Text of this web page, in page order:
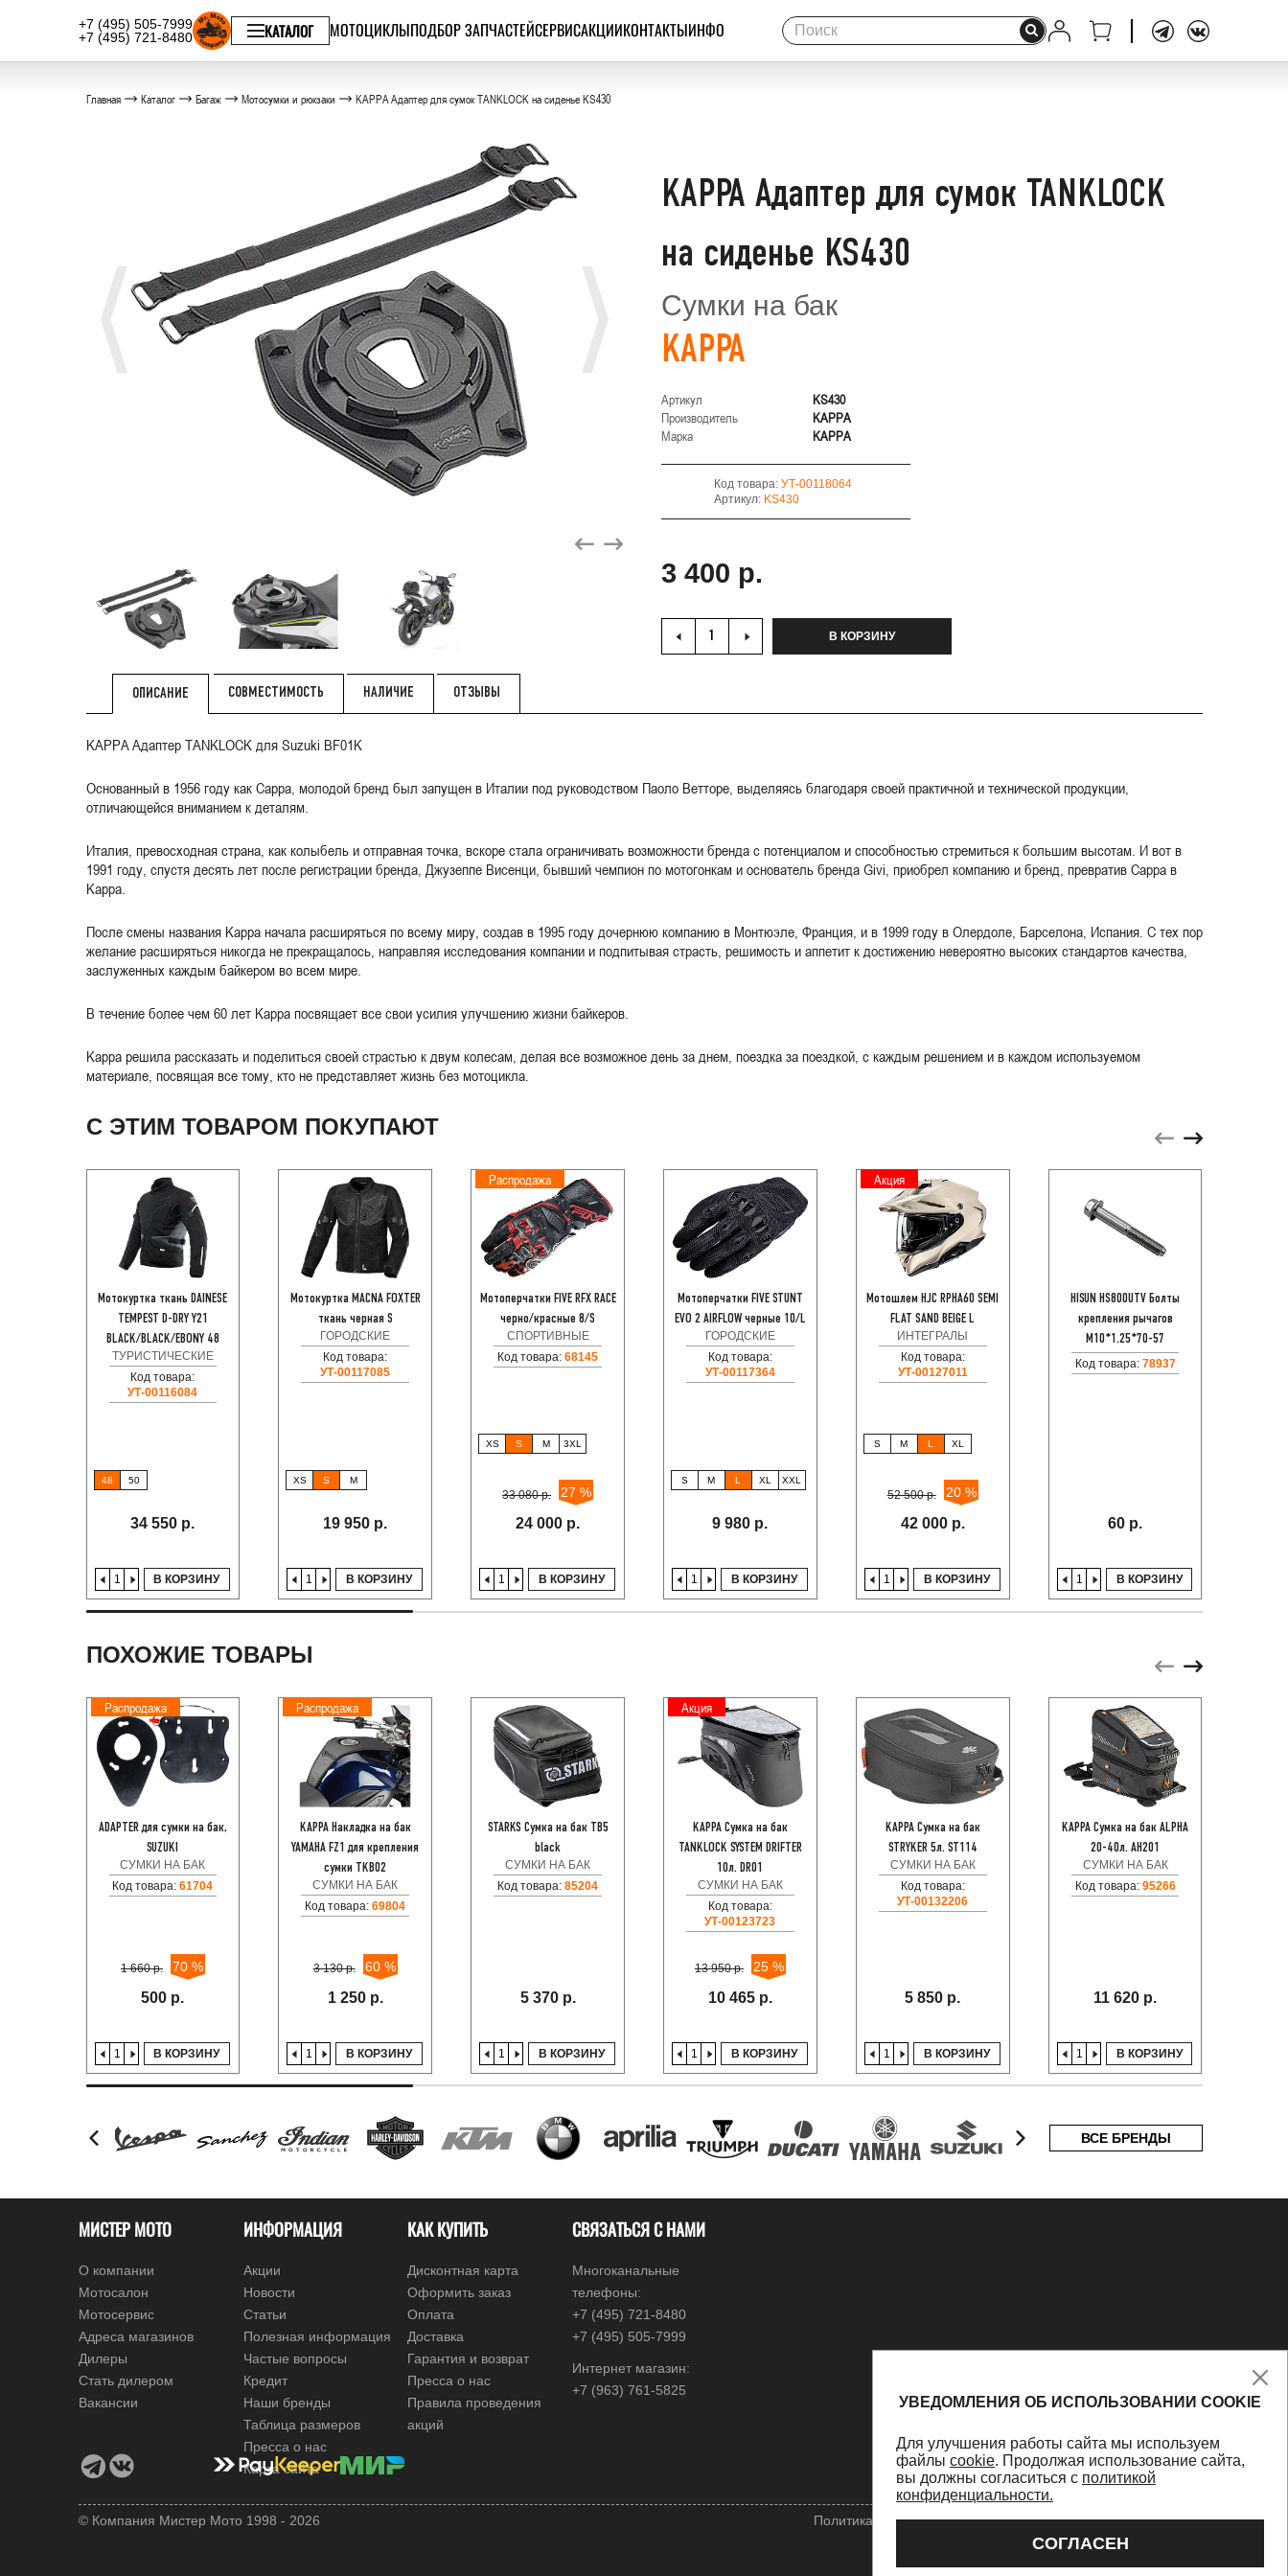
+7 (495) 505-7999
+7 (495) 721-8480
КАТАЛОГ МОТОЦИКЛЫПОДБОР ЗАПЧАСТЕЙСЕРВИСАКЦИИКОНТАКТЫИНФО
Главная Каталог Багаж Мотосумки и рюкзаки KAPPA Адаптер для сумок TANKLOCK на сиденье KS430
KAPPA Адаптер для сумок TANKLOCK
на сиденье KS430
Сумки на бак
KAPPA
Артикул
KS430
Производитель
KAPPA
Марка
KAPPA
Код товара: УТ-00118064
Артикул: KS430
3 400 р.
В КОРЗИНУ
ОПИСАНИЕ СОВМЕСТИМОСТЬ НАЛИЧИЕ ОТЗЫВЫ
KAPPA Адаптер TANKLOCK для Suzuki BF01K
Основанный в 1956 году как Cappa, молодой бренд был запущен в Италии под руководством Паоло Ветторе, выделяясь благодаря своей практичной и технической продукции,
отличающейся вниманием к деталям.
Италия, превосходная страна, как колыбель и отправная точка, вскоре стала ограничивать возможности бренда с потенциалом и способностью стремиться к большим высотам. И вот в
1991 году, спустя десять лет после регистрации бренда, Джузеппе Висенци, бывший чемпион по мотогонкам и основатель бренда Givi, приобрел компанию и бренд, превратив Cappa в
Kappa.
После смены названия Kappa начала расширяться по всему миру, создав в 1995 году дочернюю компанию в Монтюэле, Франция, и в 1999 году в Олердоле, Барселона, Испания. С тех пор
желание расширяться никогда не прекращалось, направляя исследования компании и подпитывая страсть, решимость и аппетит к достижению невероятно высоких стандартов качества,
заслуженных каждым байкером во всем мире.
В течение более чем 60 лет Kappa посвящает все свои усилия улучшению жизни байкеров.
Kappa решила рассказать и поделиться своей страстью к двум колесам, делая все возможное день за днем, поездка за поездкой, с каждым решением и в каждом используемом
материале, посвящая все тому, кто не представляет жизнь без мотоцикла.
С ЭТИМ ТОВАРОМ ПОКУПАЮТ
Мотокуртка ткань DAINESE
TEMPEST D-DRY Y21
BLACK/BLACK/EBONY 48
ТУРИСТИЧЕСКИЕ
Код товара:
УТ-00116084
48 50
34 550 р.
В КОРЗИНУ
Мотокуртка MACNA FOXTER
ткань черная S
ГОРОДСКИЕ
Код товара:
УТ-00117085
XS S M
19 950 р.
В КОРЗИНУ
Распродажа
Мотоперчатки FIVE RFX RACE
черно/красные 8/S
СПОРТИВНЫЕ
Код товара:68145
XS S M 3XL
33 080 р. 27 %
24 000 р.
В КОРЗИНУ
Мотоперчатки FIVE STUNT
EVO 2 AIRFLOW черные 10/L
ГОРОДСКИЕ
Код товара:
УТ-00117364
S M L XL XXL
9 980 р.
В КОРЗИНУ
Акция
Мотошлем HJC RPHA60 SEMI
FLAT SAND BEIGE L
ИНТЕГРАЛЫ
Код товара:
УТ-00127011
S M L XL
52 500 р. 20 %
42 000 р.
В КОРЗИНУ
HISUN HS800UTV Болты
крепления рычагов
M10*1.25*70-57
Код товара: 78937
60 р.
В КОРЗИНУ
ПОХОЖИЕ ТОВАРЫ
Распродажа
ADAPTER для сумки на бак,
SUZUKI
СУМКИ НА БАК
Код товара:61704
1 660 р. 70 %
500 р.
В КОРЗИНУ
Распродажа
KAPPA Накладка на бак
YAMAHA FZ1 для крепления
сумки TKB02
СУМКИ НА БАК
Код товара:69804
3 130 р. 60 %
1 250 р.
В КОРЗИНУ
STARKS Сумка на бак TB5
black
СУМКИ НА БАК
Код товара:85204
5 370 р.
В КОРЗИНУ
Акция
KAPPA Сумка на бак
TANKLOCK SYSTEM DRIFTER
10л. DR01
СУМКИ НА БАК
Код товара:
УТ-00123723
13 950 р. 25 %
10 465 р.
В КОРЗИНУ
KAPPA Сумка на бак
STRYKER 5л. ST114
СУМКИ НА БАК
Код товара:
УТ-00132206
5 850 р.
В КОРЗИНУ
KAPPA Сумка на бак ALPHA
20-40л. AH201
СУМКИ НА БАК
Код товара: 95266
11 620 р.
В КОРЗИНУ
ВСЕ БРЕНДЫ
МИСТЕР МОТО
О компании
Мотосалон
Мотосервис
Адреса магазинов
Дилеры
Стать дилером
Вакансии
ИНФОРМАЦИЯ
Акции
Новости
Статьи
Полезная информация
Частые вопросы
Кредит
Наши бренды
Таблица размеров
Пресса о нас
Карта сайта
КАК КУПИТЬ
Дисконтная карта
Оформить заказ
Оплата
Доставка
Гарантия и возврат
Пресса о нас
Правила проведения
акций
СВЯЗАТЬСЯ С НАМИ
Многоканальные
телефоны:
+7 (495) 721-8480
+7 (495) 505-7999
Интернет магазин:
+7 (963) 761-5825
© Компания Мистер Мото 1998 - 2026 Политика конфиденциальностиОфертаПерсональные данные
УВЕДОМЛЕНИЯ ОБ ИСПОЛЬЗОВАНИИ COOKIE
Для улучшения работы сайта мы используем
файлы cookie. Продолжая использование сайта,
вы должны согласиться с политикой
конфиденциальности.
СОГЛАСЕН